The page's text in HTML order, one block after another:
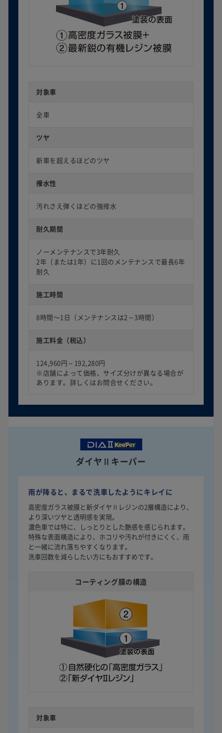
対象車
全車
ツヤ
新車を超えるほどのツヤ
撥水性
汚れさえ弾くほどの強撥水
耐久期間
ノーメンテナンスで3年耐久
2年（または1年）に1回のメンテナンスで最長6年
耐久
施工時間
8時間〜1日（メンテナンスは2～3時間）
施工料金（税込）
124,960円～192,280円
※店舗によって価格、サイズ分けが異なる場合が
あります。詳しくはお問合せください。
ダイヤⅡキーパー
雨が降ると、まるで洗車したようにキレイに
高密度ガラス被膜と新ダイヤⅡレジンの2層構造により、
より深いツヤと透明感を実現。
濃色車では特に、しっとりとした艶感を感じられます。
特殊な表面構造により、ホコリや汚れが付きにくく、雨
と一緒に流れ落ちやすくなります。
洗車回数を減らしたい方にもおすすめです。
コーティング膜の構造
対象車